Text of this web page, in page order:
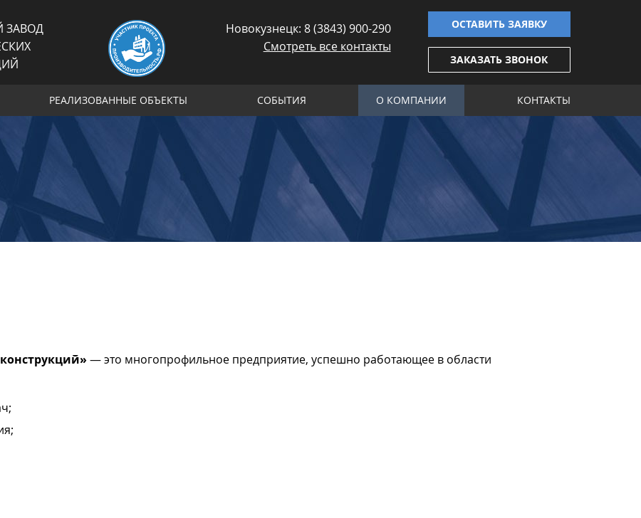
ОСТАВИТЬ ЗАЯВКУ
ЗАКАЗАТЬ ЗВОНОК
ЗАВОД
Новокузнецк: 8 (3843) 900-290
Смотреть все контакты
РЕАЛИЗОВАННЫЕ ОБЪЕКТЫ СОБЫТИЯ О КОМПАНИИ КОНТАКТЫ
— это многопрофильное предприятие, успешно работающее в области